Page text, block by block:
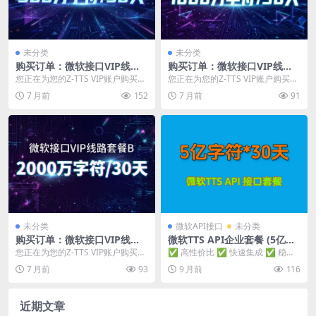
未分类
购买订单：微软接口VIP线路
套餐B – 300万字符/30天
您正在为您的Z-TTS VIP账户购买增
值字符包。请核对以下套餐信息：
套餐详情...
7 月前 152
未分类
购买订单：微软接口VIP线路
套餐B – 1000万字符/30天
您正在为您的Z-TTS VIP账户购买增
值字符包。请核对以下套餐信息：
套餐详情...
7 月前 91
未分类
购买订单：微软接口VIP线路
套餐B – 2000万字符/30天
您正在为您的Z-TTS VIP账户购买增
值字符包。请核对以下套餐信息：
套餐详情...
7 月前 93
微软API接口 未分类
微软TTS API企业套餐 (5亿字
符)
✅ 高性价比 ✅ 快速集成 ✅ 稳定
可靠 ✅ 即买即用 套餐核心规格 套
餐名称：...
9 月前 116
近期文章